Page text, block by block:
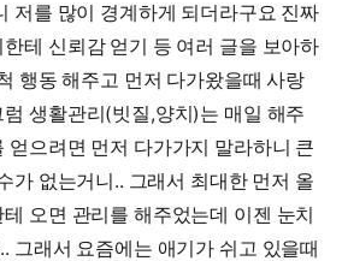
저를 많이 경계하게 되더라구요 진짜
테 신뢰감 얻기 등 여러 글을 보아하
행동 해주고 먼저 다가왔을때 사랑
생활관리(빗질,양치)는 매일 해주
얻으려면 먼저 다가가지 말라하니 큰
가 없는거니.. 그래서 최대한 먼저 올
오면 관리를 해주었는데 이젠 눈치
그래서 요즘에는 애기가 쉬고 있을때